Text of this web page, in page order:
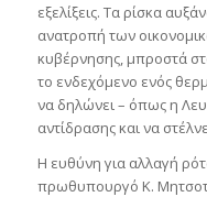
εξελίξεις. Τα ρίσκα
ανατροπή των
κυβέρνησης, μπροστά
το ενδεχόμενο ενός
να δηλώνει – όπως η
αντίδρασης και να
Η ευθύνη για αλλαγή
πρωθυπουργό Κ.